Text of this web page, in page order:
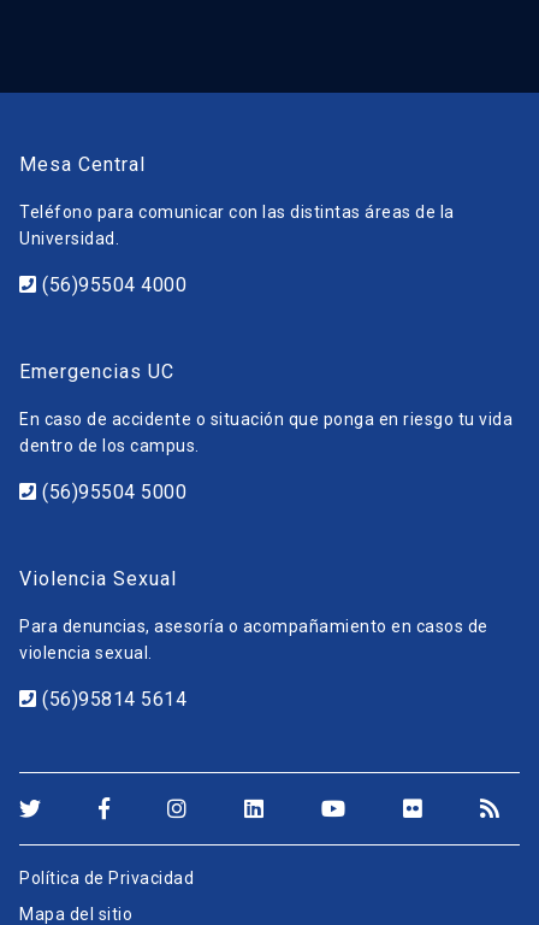
Mesa Central
Teléfono para comunicar con las distintas áreas de la
Universidad.
(56)95504 4000
Emergencias UC
En caso de accidente o situación que ponga en riesgo tu vida
dentro de los campus.
(56)95504 5000
Violencia Sexual
Para denuncias, asesoría o acompañamiento en casos de
violencia sexual.
(56)95814 5614
Política de Privacidad
Mapa del sitio